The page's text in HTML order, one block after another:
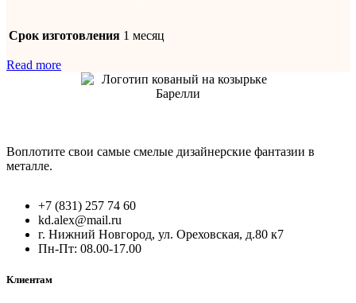
Срок изготовления 1 месяц
Read more
Воплотите свои самые смелые дизайнерские фантазии в
металле.
+7 (831) 257 74 60
kd.alex@mail.ru
г. Нижний Новгород, ул. Ореховская, д.80 к7
Пн-Пт: 08.00-17.00
Клиентам